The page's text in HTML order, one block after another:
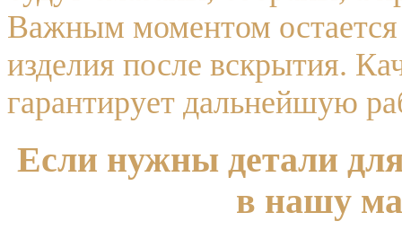
Важным моментом остается
изделия после вскрытия.
гарантирует дальнейшую
Если нужны детали
в нашу